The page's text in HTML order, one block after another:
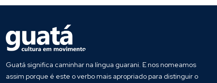
Guatá significa caminhar na língua guarani. E nos nomeamos
assim porque é este o verbo mais apropriado para distinguir o